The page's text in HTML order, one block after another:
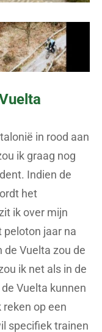
in rood aan
ik graag nog
Indien de
het
ik over mijn
peloton jaar na
de Vuelta zou de
ik net als in de
Vuelta kunnen
op een
specifiek trainen